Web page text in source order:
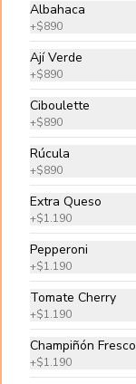
Albahaca
+$890
Ají Verde
+$890
Ciboulette
+$890
Rúcula
+$890
Extra Queso
+$1.190
Pepperoni
+$1.190
Tomate Cherry
+$1.190
Champiñón Fresco
+$1.190